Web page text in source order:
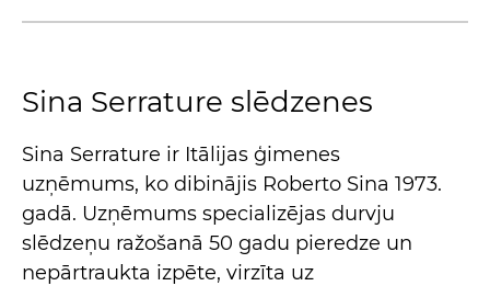
Sina Serrature slēdzenes
Sina Serrature ir Itālijas ģimenes
uzņēmums, ko dibinājis Roberto Sina 1973.
gadā. Uzņēmums specializējas durvju
slēdzeņu ražošanā 50 gadu pieredze un
nepārtraukta izpēte, virzīta uz